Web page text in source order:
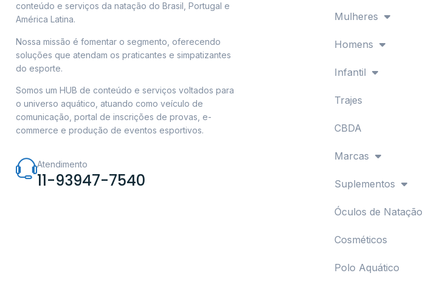
conteúdo e serviços da natação do Brasil, Portugal e
América Latina.
Nossa missão é fomentar o segmento, oferecendo
soluções que atendam os praticantes e simpatizantes
do esporte.
Somos um HUB de conteúdo e serviços voltados para
o universo aquático, atuando como veículo de
comunicação, portal de inscrições de provas, e-
commerce e produção de eventos esportivos.
Atendimento
11-93947-7540
Mulheres
Homens
Infantil
Trajes
CBDA
Marcas
Suplementos
Óculos de Natação
Cosméticos
Polo Aquático